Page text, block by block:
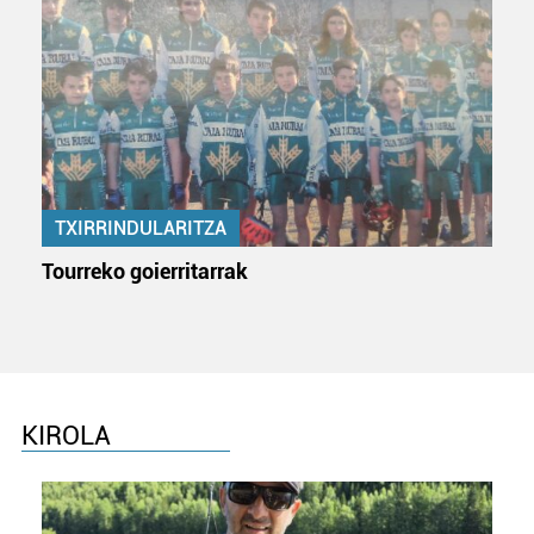
TXIRRINDULARITZA
Tourreko goierritarrak
KIROLA